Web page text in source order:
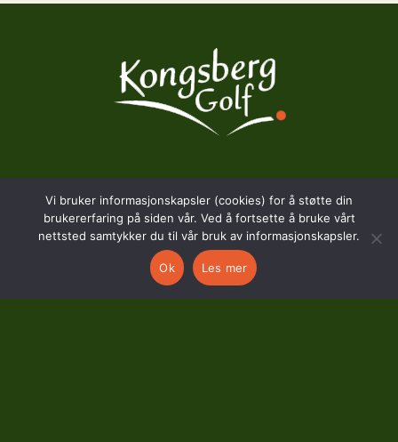
BESØKSADRESSE
Hostvedtveien 130
3618 Skollenborg
Vi bruker informasjonskapsler (cookies) for å støtte din
brukererfaring på siden vår. Ved å fortsette å bruke vårt
nettsted samtykker du til vår bruk av informasjonskapsler.
Ok Les mer